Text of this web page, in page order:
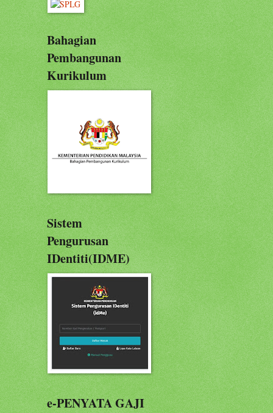
Bahagian
Pembangunan
Kurikulum
Sistem
Pengurusan
IDentiti(IDME)
e-PENYATA GAJI